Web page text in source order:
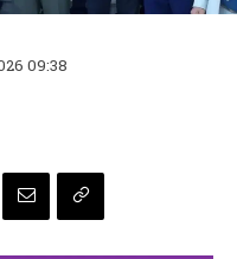
09:38